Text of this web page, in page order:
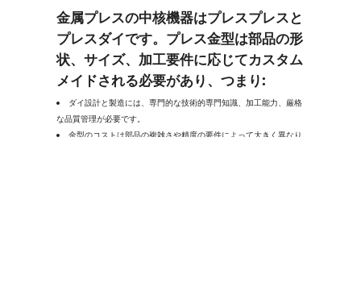
金属プレスの中核機器はプレスプレスと
プレスダイです。プレス金型は部品の形
状、サイズ、加工要件に応じてカスタム
メイドされる必要があり、つまり:
ダイ設計と製造には、専門的な技術的専門知識、加工能力、厳格
な品質管理が必要です。
金型のコストは部品の複雑さや精度の要件によって大きく異なり